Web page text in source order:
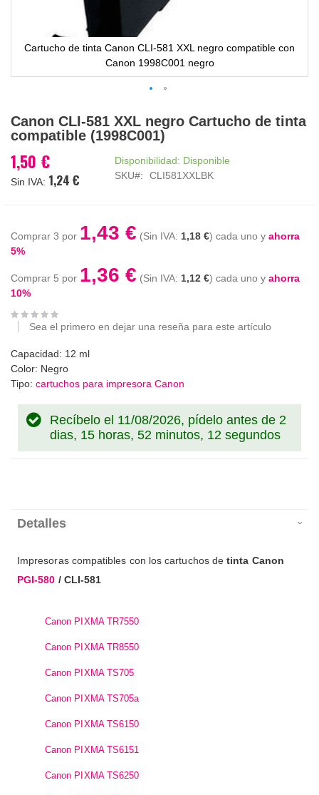
Cartucho de tinta Canon CLI-581 XXL negro compatible con
Canon 1998C001 negro
al
comienzo
la
galería
Canon CLI-581 XXL negro Cartucho de tinta
compatible (1998C001)
1,50 €
1,24 €
Disponibilidad: Disponible
SKU
CLI581XXLBK
Comprar 3 por 1,43 € 1,18 € cada uno y ahorra
5%
Comprar 5 por 1,36 € 1,12 € cada uno y ahorra
10%
Sea el primero en dejar una reseña para este artículo
Capacidad: 12 ml
Color: Negro
Tipo: cartuchos para impresora Canon
Recíbelo el 11/08/2026, pídelo antes de 2
dias, 15 horas, 52 minutos, 12 segundos
Detalles
Impresoras compatibles con los cartuchos detinta Canon
PGI-580 / CLI-581
Canon PIXMA TR7550
Canon PIXMA TR8550
Canon PIXMA TS705
Canon PIXMA TS705a
Canon PIXMA TS6150
Canon PIXMA TS6151
Canon PIXMA TS6250